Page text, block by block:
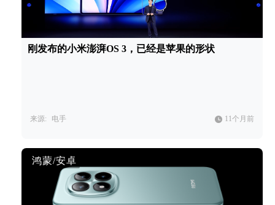
刚发布的小米澎湃OS 3，已经是苹果的形状
来源: 电手 11个月前
鸿蒙/安卓